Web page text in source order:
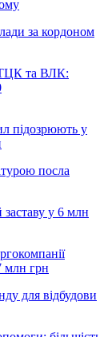
за кордоном
та ВЛК:
підозрюють у
посла
у 6 млн
млн грн
для відбудови